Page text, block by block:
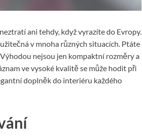
ani tehdy, když vyrazíte do Evropy.
v mnoha různých situacích. Ptáte
nejsou jen kompaktní rozměry a
ve vysoké kvalitě se může hodit při
doplněk do interiéru každého